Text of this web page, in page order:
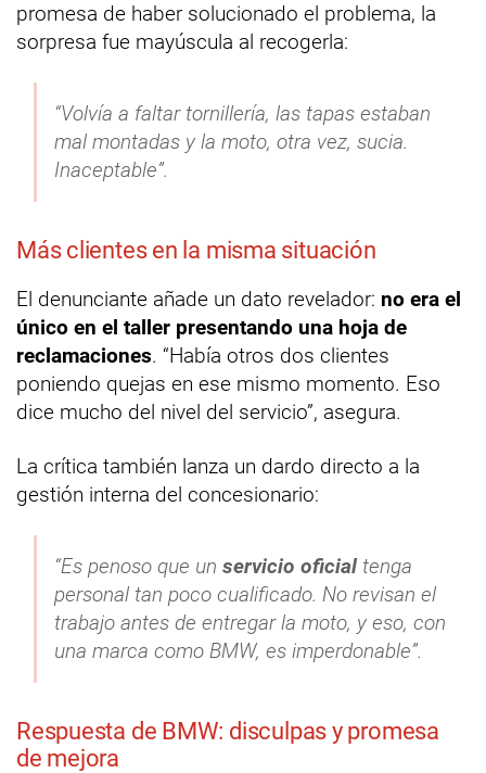
promesa de haber solucionado el problema, la
sorpresa fue mayúscula al recogerla:
“Volvía a faltar tornillería, las tapas estaban
mal montadas y la moto, otra vez, sucia.
Inaceptable”.
Más clientes en la misma situación
El denunciante añade un dato revelador: no era el
único en el taller presentando una hoja de
reclamaciones. “Había otros dos clientes
poniendo quejas en ese mismo momento. Eso
dice mucho del nivel del servicio”, asegura.
La crítica también lanza un dardo directo a la
gestión interna del concesionario:
“Es penoso que un servicio oficialtenga
personal tan poco cualificado. No revisan el
trabajo antes de entregar la moto, y eso, con
una marca como BMW, es imperdonable”.
Respuesta de BMW: disculpas y promesa
de mejora